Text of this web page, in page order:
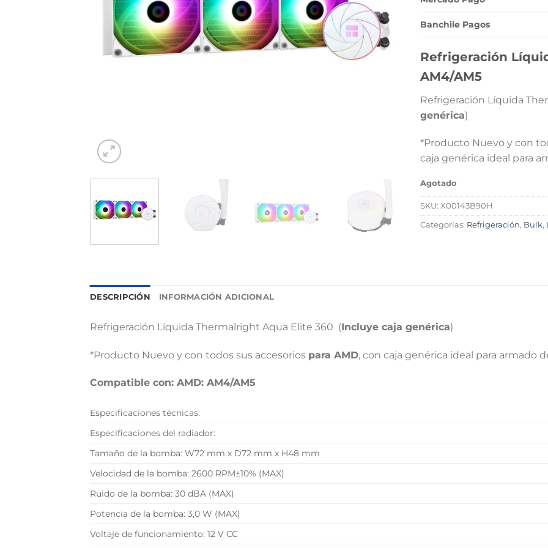
Banchile Pagos
Refrigeración
AM4/AM5
Refrigeración Líquida
genérica)
*Producto Nuevo y con
caja genérica ideal para
Agotado
SKU: X00143B90H
Categorías: Refrigeración, Bulk,
DESCRIPCIÓN INFORMACIÓN ADICIONAL
Refrigeración Líquida Thermalright Aqua Elite 360 (Incluye caja genérica)
*Producto Nuevo y con todos sus accesorios para AMD, con caja genérica ideal para armado
Compatible con: AMD: AM4/AM5
Especificaciones técnicas:
Especificaciones del radiador:
Tamaño de la bomba: W72 mm x D72 mm x H48 mm
Velocidad de la bomba: 2600 RPM±10% (MAX)
Ruido de la bomba: 30 dBA (MAX)
Potencia de la bomba: 3,0 W (MAX)
Voltaje de funcionamiento: 12 V CC